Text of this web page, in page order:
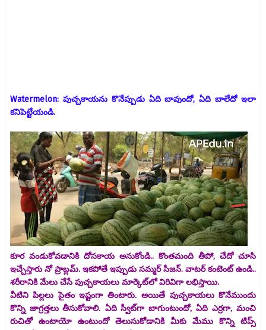
Watermelon: పుచ్చకాయను కొనేప్పుడు ఏది బావుందో, ఏది బాలేదో ఇలా
కనిపెట్టేయండి.
కూర వండుకోవడానికి దోసకాయ అనుకోండి.. కొంతమంది తీపో, చేదో చూసి
ఇచ్చేస్తారు నో ప్రాబ్లమ్. ఇకపోతే ఇప్పుడు సమ్మర్ సీజన్. వాటర్ కంటెంట్ ఉండి..
శరీరానికి మేలు చేసే పుచ్చకాయలు మార్కెట్‌లో విరివిగా లభిస్తాయి.
వీటిని పిల్లలు సైతం ఇష్టంగా తింటారు. అయితే పుచ్చకాయలు కొనేముందు
కొన్ని జాగ్రత్తలు తీసుకోవాలి. ఏది స్వీట్‌గా బాగుంటుందో, ఏది ఎర్రగా, మంచి
రుచితో ఉంటాయో ఉంటుందో తెలుసుకోడానికి మీకు మేము కొన్ని టిప్స్